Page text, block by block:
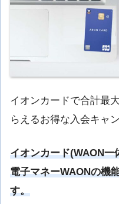
イオンカードで合計最
らえるお得な入会キャ
イオンカード(WAON一
電子マネーWAONの機
す。